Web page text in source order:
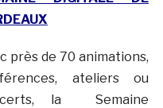
près de 70 animations,
ateliers ou
la Semaine